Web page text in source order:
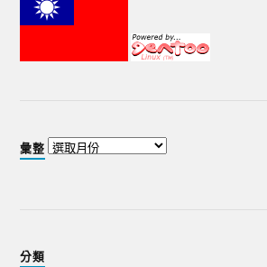
彙整
分類